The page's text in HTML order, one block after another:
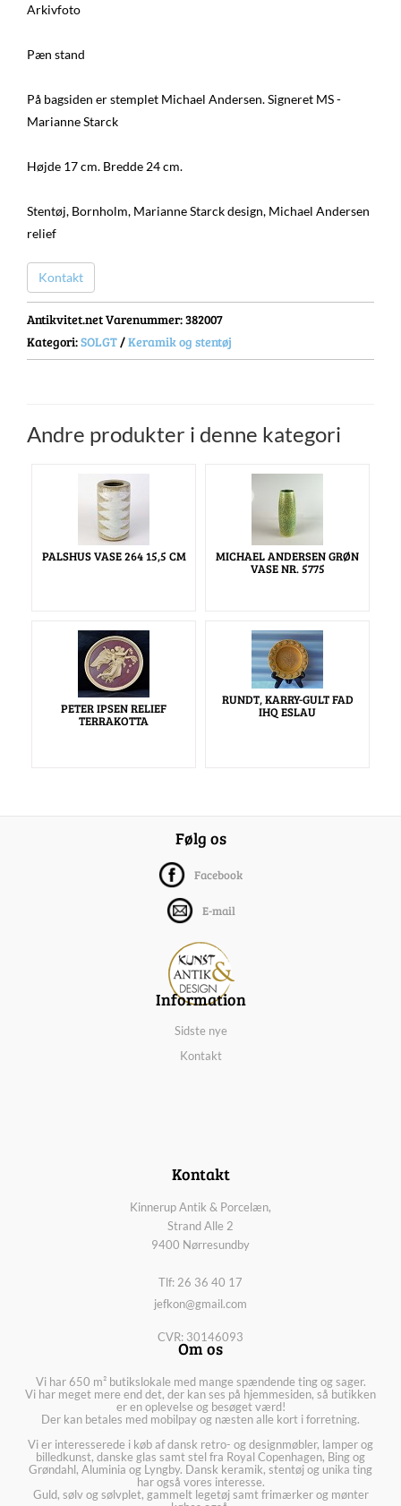
Arkivfoto
Pæn stand
På bagsiden er stemplet Michael Andersen. Signeret MS -
Marianne Starck
Højde 17 cm. Bredde 24 cm.
Stentøj, Bornholm, Marianne Starck design, Michael Andersen
relief
Kontakt
Antikvitet.net Varenummer: 382007
Kategori:SOLGT/Keramik og stentøj
Andre produkter i denne kategori
PALSHUS VASE 264 15,5 CM MICHAEL ANDERSEN GRØN
VASE NR. 5775
PETER IPSEN RELIEF
TERRAKOTTA
RUNDT, KARRY-GULT FAD
IHQ ESLAU
Følg os
Facebook
E-mail
Information
Sidste nye
Kontakt
Kontakt
Kinnerup Antik & Porcelæn,
Strand Alle 2
9400 Nørresundby
Tlf: 26 36 40 17
jefkon@gmail.com
CVR: 30146093
Om os
Vi har 650 m² butikslokale med mange spændende ting og sager.
Vi har meget mere end det, der kan ses på hjemmesiden, så butikken
er en oplevelse og besøget værd!
Der kan betales med mobilpay og næsten alle kort i forretning.
Vi er interesserede i køb af dansk retro- og designmøbler, lamper og
billedkunst, danske glas samt stel fra Royal Copenhagen, Bing og
Grøndahl, Aluminia og Lyngby. Dansk keramik, stentøj og unika ting
har også vores interesse.
Guld, sølv og sølvplet, gammelt legetøj samt frimærker og mønter